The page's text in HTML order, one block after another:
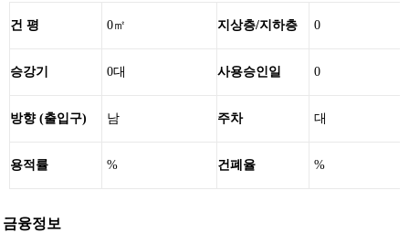
건 평 0㎡ 지상층/지하층 0
승강기 0대 사용승인일 0
방향 (출입구) 남 주차 대
용적률 % 건폐율 %
금융정보